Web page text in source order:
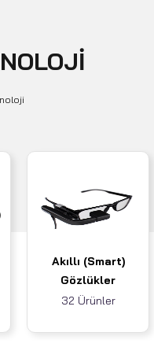
Akıllı (Smart)
Gözlükler
32 Ürünler